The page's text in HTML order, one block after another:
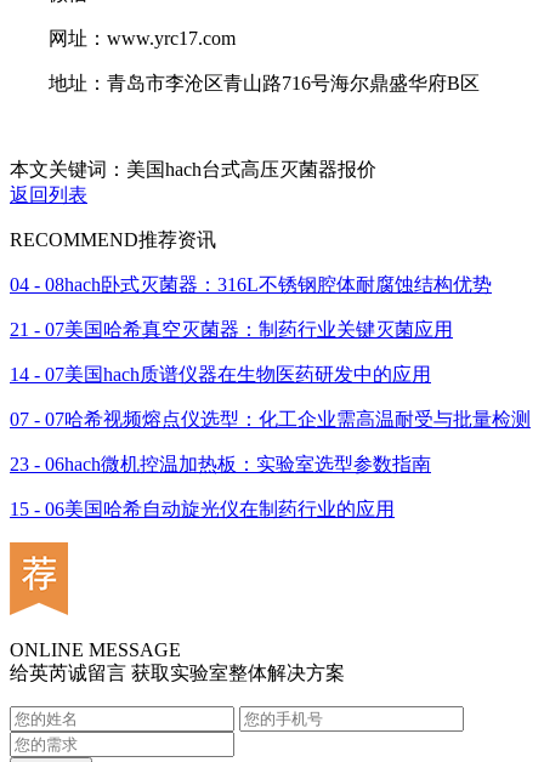
网址：www.yrc17.com
地址：青岛市李沧区青山路716号海尔鼎盛华府B区
本文关键词：美国hach台式高压灭菌器报价
返回列表
RECOMMEND推荐资讯
04 - 08hach卧式灭菌器：316L不锈钢腔体耐腐蚀结构优势
21 - 07美国哈希真空灭菌器：制药行业关键灭菌应用
14 - 07美国hach质谱仪器在生物医药研发中的应用
07 - 07哈希视频熔点仪选型：化工企业需高温耐受与批量检测
23 - 06hach微机控温加热板：实验室选型参数指南
15 - 06美国哈希自动旋光仪在制药行业的应用
ONLINE MESSAGE
给英芮诚留言 获取实验室整体解决方案